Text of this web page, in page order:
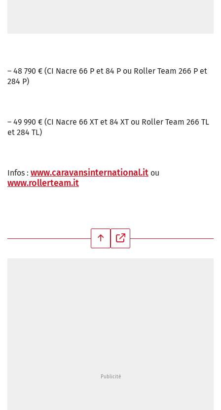
– 48 790 € (CI Nacre 66 P et 84 P ou Roller Team 266 P et
284 P)
– 49 990 € (CI Nacre 66 XT et 84 XT ou Roller Team 266 TL
et 284 TL)
Infos : www.caravansinternational.it ou
www.rollerteam.it